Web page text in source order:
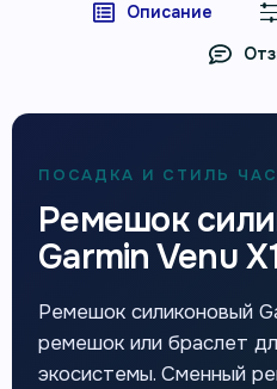
Описание
ПОСАДКА И СТИЛЬ
Ремешок
Garmin Venu
Ремешок силиконовый
ремешок или браслет
экосистемы. Сменный